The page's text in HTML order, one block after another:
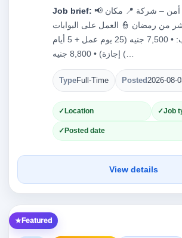
Job brief: 📢 مطلوب أفراد أمن – شركة 📍 مكان
من رمضان 👮 العمل على البوابات
والمخازن 💰 الراتب: • 7,500 جنيه (25 يوم عمل + 5 أيام
إجازة) • 8,800 جنيه (…
TypeFull-Time Posted2026-08-
Location Job
Posted date
View details
Featured